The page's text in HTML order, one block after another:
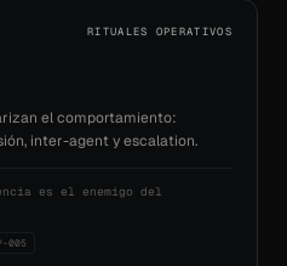
RITUALES OPERATIVOS
el comportamiento:
inter-agent y escalation.
es el enemigo del
005